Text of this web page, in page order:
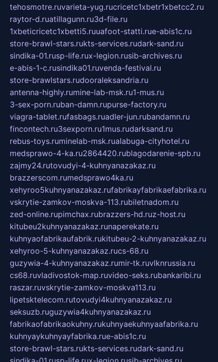
tehosmotre.ruvarieta-yug.rucricetc1xbetr1xbetcc2.ru
raytor-d.ruatillagunn.ru3d-file.ru
1xbeticricetc1xbetti5.ruuafoot-statti.rue-abis1c.ru
store-brawl-stars.rukts-services.rudark-sand.ru
sindika-01.rusp-life.rux-legion.rusib-archives.ru
e-abis-1-c.rusindika01.ruvenda-festival.ru
store-brawlstars.rudooraleksandria.ru
antenna-highly.rumine-lab-msk.ru1-mus.ru
3-sex-porn.ruban-damn.rupurse-factory.ru
viagra-tablet.rufasbags.ruadler-jun.rubandamn.ru
fincontech.ru3sexporn.ru1mus.rudarksand.ru
rebus-toys.ruminelab-msk.rualabuga-cityhotel.ru
medsprawo-4-ka.ru2864420.rublagodarenie-spb.ru
zajmy24.rutovudyi-4-kuhnyanazakaz.ru
brazzerscom.rumedsprawo4ka.ru
xehyroo5kuhnyanazakaz.rufabrikayfabrikaefabrika.ru
vskrytie-zamkov-moskva-113.rubiletnadom.ru
zed-online.rupimchax.rubrazzers-hd.ruz-host.ru
kitubeu2kuhnyanazakaz.runaperekate.ru
kuhnyaofabrikaufabrik.rukitubeu-2-kuhnyanazakaz.ru
xehyroo-5-kuhnyanazakaz.rucs-68.ru
guzywia-4-kuhnyanazakaz.rumir-tk.ruvlknrussia.ru
cs68.ruvladivostok-map.ruvideo-seks.rubankaribi.ru
raszar.ruvskrytie-zamkov-moskva113.ru
lipetsktelecom.rutovudyi4kuhnyanazakaz.ru
seksuzb.ruguzywia4kuhnyanazakaz.ru
fabrikaofabrikaokuhny.rukuhnyaekuhnyaafabrika.ru
kuhnyaykuhnyayfabrika.rue-abis1c.ru
store-brawl-stars.rukts-services.rudark-sand.ru